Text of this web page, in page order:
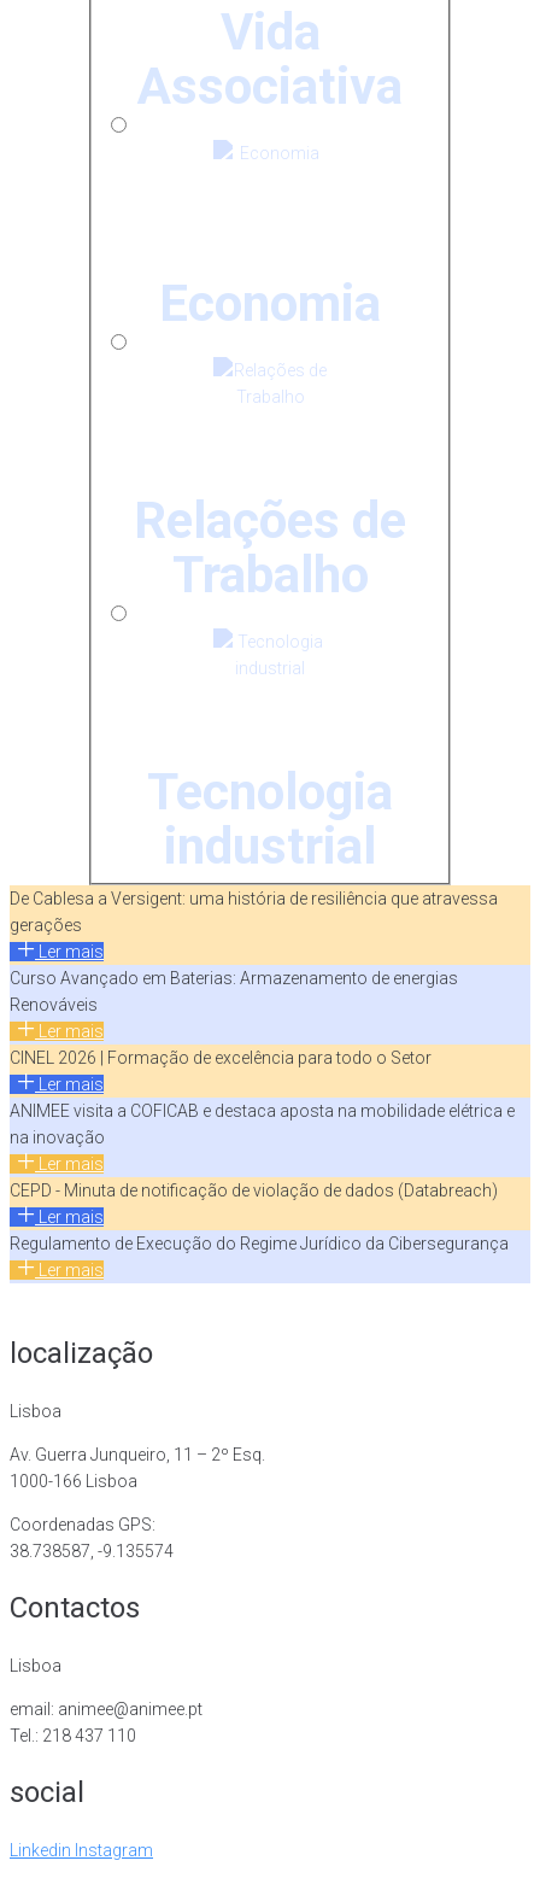
Vida
Associativa
Economia
Relações de
Trabalho
Tecnologia
industrial
De Cablesa a Versigent: uma história de resiliência que atravessa
gerações
Ler mais
Curso Avançado em Baterias: Armazenamento de energias
Renováveis
Ler mais
CINEL 2026 | Formação de excelência para todo o Setor
Ler mais
ANIMEE visita a COFICAB e destaca aposta na mobilidade elétrica e
na inovação
Ler mais
CEPD - Minuta de notificação de violação de dados (Databreach)
Ler mais
Regulamento de Execução do Regime Jurídico da Cibersegurança
Ler mais
localização
Lisboa
Av. Guerra Junqueiro, 11 – 2º Esq.
1000-166 Lisboa
Coordenadas GPS:
38.738587, -9.135574
Contactos
Lisboa
email: animee@animee.pt
Tel.: 218 437 110
social
Linkedin Instagram